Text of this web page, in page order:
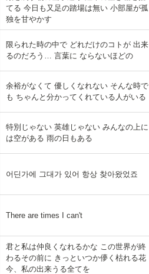
てる 今日も又足の踏場は無い 小部屋が孤
独を甘やかす
限られた時の中で どれだけのコトが 出来
るのだろう… 言葉に ならないほどの
余裕がなくて 優しくなれない そんな時で
も ちゃんと分かってくれている人がいる
特別じゃない 英雄じゃない みんなの上に
は空がある 雨の日もある
어딘가에 그대가 있어 항상 찾아왔었죠
There are times I can't
君と私は仲良くなれるかな この世界が終
わるその前に きっといつか儚く枯れる花
今、私の出来うる全てを